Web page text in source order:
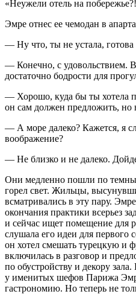
«Неужели отель на
Эмре отнес ее чемодан в
— Ну что, ты не устала, готова
— Конечно, с удовольствием.
достаточно бодрости для
— Хорошо, куда бы ты хотела
он сам должен предложить, но
— А море далеко? Кажется, я
воображение?
— Не близко и не далеко.
Они медленно пошли по
горел свет. Жильцы,
всматривались в эту пару.
окончания практики всерьез
и сейчас ищет помещение для
слушала его идеи для первого
он хотел смешать турецкую и
включилась в разговор и
по обустройству и декору
у именитых шефов Парижа
гастрономию. Но теперь не